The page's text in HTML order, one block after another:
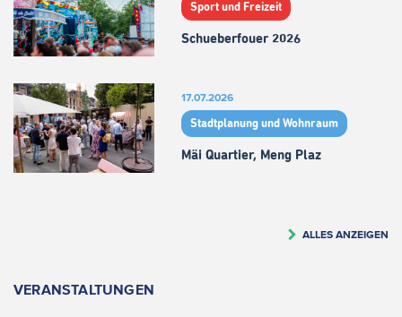
Sport und Freizeit
Schueberfouer 2026
17.07.2026
Stadtplanung und Wohnraum
Mäi Quartier, Meng Plaz
ALLES ANZEIGEN
VERANSTALTUNGEN